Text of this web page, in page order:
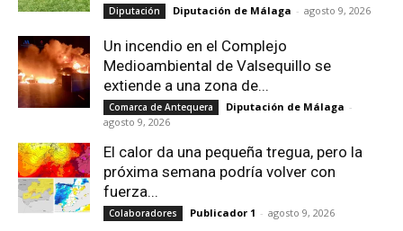
Diputación Diputación de Málaga - agosto 9, 2026
Un incendio en el Complejo
Medioambiental de Valsequillo se
extiende a una zona de...
Comarca de Antequera Diputación de Málaga -
agosto 9, 2026
El calor da una pequeña tregua, pero la
próxima semana podría volver con
fuerza...
Colaboradores Publicador 1 - agosto 9, 2026